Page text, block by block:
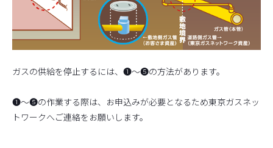
ガスの供給を停止するには、❶～❺の方法があります。
❶～❺の作業する際は、お申込みが必要となるため東京ガスネッ
トワークへご連絡をお願いします。